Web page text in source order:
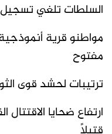
السلطات تلغي
مواطنو قرية
مفتوح
ترتيبات لحشد قوى